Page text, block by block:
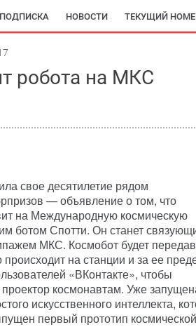
ПОДПИСКА НОВОСТИ ТЕКУЩИЙ
робота на МКС
свое десятилетие рядом
— объявление о том, что
на Международную космическую
ботом Спотти. Он станет
МКС. Космобот будет
на станции и за ее
«ВКонтакте», чтобы
космонавтам. Уже
искусственного интеллекта,
первый прототип